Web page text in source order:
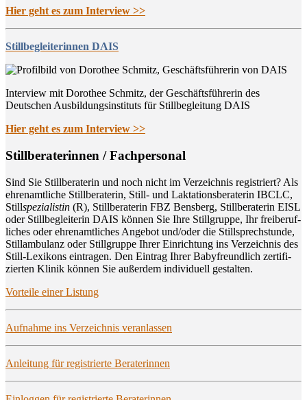
Hier geht es zum Interview >>
Stillbegleiterinnen DAIS
Interview mit Dorothee Schmitz, der Geschäftsführerin des
Deutschen Ausbildungsinstituts für Stillbegleitung DAIS
Hier geht es zum Interview >>
Still­be­ra­te­rin­nen / Fachpersonal
Sind Sie Still­be­ra­te­rin und noch nicht im Ver­zeich­nis regis­triert? Als
ehren­amt­li­che Still­be­ra­te­rin, Still- und Lak­ta­ti­ons­be­ra­te­rin IBCLC,
Stillspe­zia­lis­tin (R), Still­be­ra­te­rin FBZ Bens­berg, Still­be­ra­te­rin EISL
oder Still­be­glei­te­rin DAIS kön­nen Sie Ihre Still­grup­pe, Ihr frei­be­ruf­
li­ches oder ehren­amt­li­ches Ange­bot und/oder die Still­sprech­stun­de,
Still­am­bu­lanz oder Still­grup­pe Ihrer Ein­rich­tung ins Ver­zeich­nis des
Still-Lexi­kons ein­tra­gen. Den Ein­trag Ihrer Baby­freund­lich zer­ti­fi­
zier­ten Kli­nik kön­nen Sie außer­dem indi­vi­du­ell gestalten.
Vor­tei­le einer Listung
Auf­nah­me ins Ver­zeich­nis veranlassen
Anlei­tung für regis­trier­te Beraterinnen